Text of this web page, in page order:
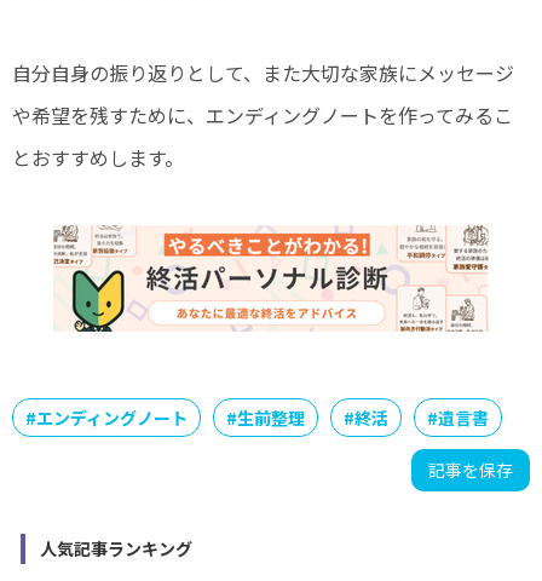
自分自身の振り返りとして、また大切な家族にメッセージ
や希望を残すために、エンディングノートを作ってみるこ
とおすすめします。
#エンディングノート #生前整理 #終活 #遺言書
記事を保存
人気記事ランキング